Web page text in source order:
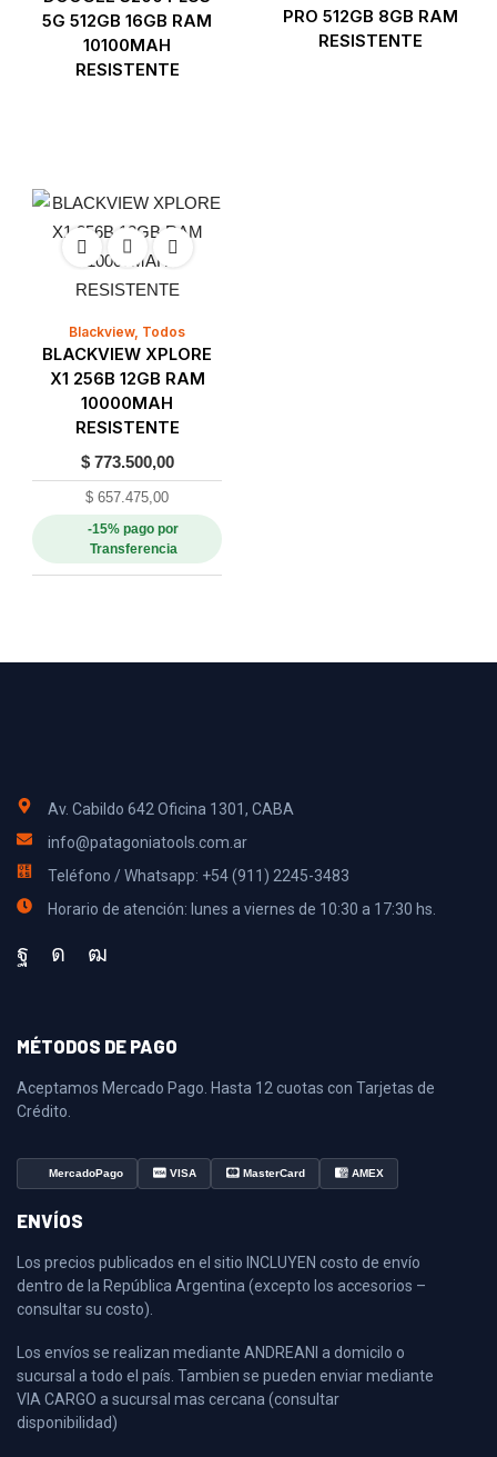
5G 512GB 16GB RAM
10100MAH
RESISTENTE
PRO 512GB 8GB RAM
RESISTENTE
Blackview, Todos
BLACKVIEW XPLORE
X1 256B 12GB RAM
10000MAH
RESISTENTE
$773.500,00
$ 657.475,00
-15% pago por
Transferencia
Av. Cabildo 642 Oficina 1301, CABA
info@patagoniatools.com.ar
Teléfono / Whatsapp: +54 (911) 2245-3483
Horario de atención: lunes a viernes de 10:30 a 17:30 hs.
MÉTODOS DE PAGO
Aceptamos Mercado Pago. Hasta 12 cuotas con Tarjetas de
Crédito.
MercadoPago VISA MasterCard AMEX
ENVÍOS
Los precios publicados en el sitio INCLUYEN costo de envío
dentro de la República Argentina (excepto los accesorios –
consultar su costo).
Los envíos se realizan mediante ANDREANI a domicilo o
sucursal a todo el país. Tambien se pueden enviar mediante
VIA CARGO a sucursal mas cercana (consultar
disponibilidad)